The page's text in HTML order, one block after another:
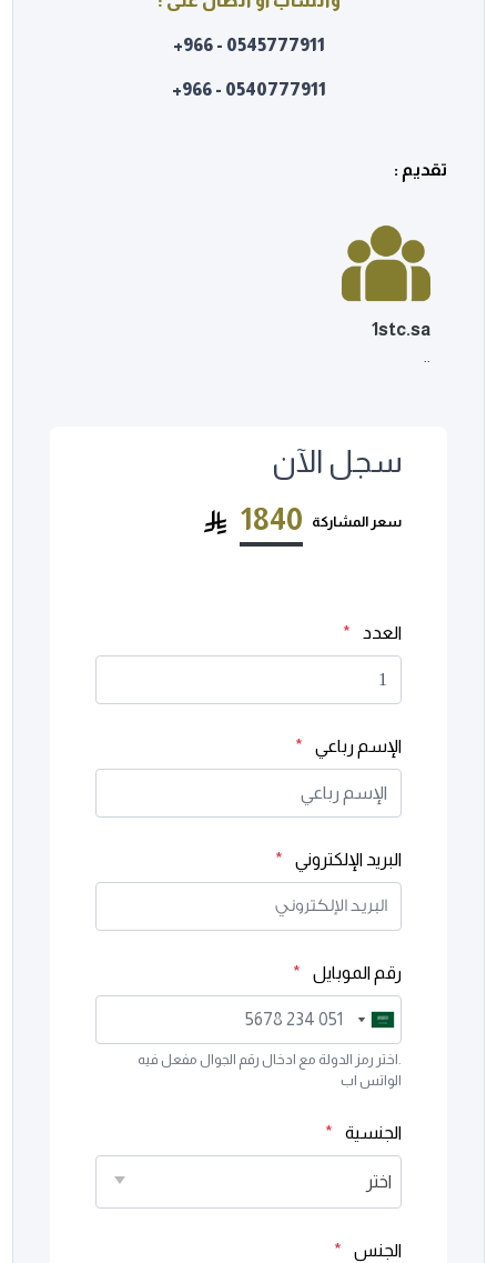
0545777911 - 966+
0540777911 - 966+
تقديم :
1stc.sa
سجل الآن
سعر المشاركة 1840
العدد *
الإسم رباعي *
البريد الإلكتروني *
رقم الموبايل *
Saudi
Arabia
+966
Saudi
Arabia
+966
.اختر رمز الدولة مع ادخال رقم الجوال مفعل فيه
الواتس اب
الجنسية *
اختر
الجنس *